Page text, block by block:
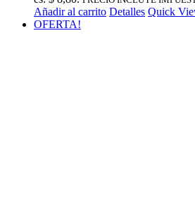
Añadir al carrito Detalles Quick
OFERTA!